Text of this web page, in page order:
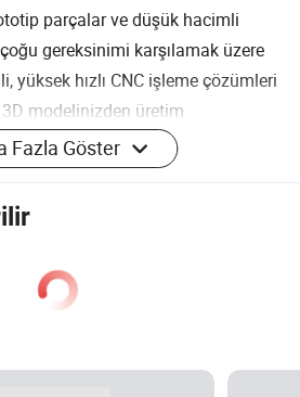
parçalar ve düşük hacimli
gereksinimi karşılamak üzere
yüksek hızlı CNC işleme çözümleri
modelinizden üretim
tek seferlik olarak, plastik ve
düşük hacimli üretim
edebiliyoruz.
alabilirim?
ihtiyacımız var, toplu üretime geri
numuneler de sağlıyoruz.
Fazla Göster